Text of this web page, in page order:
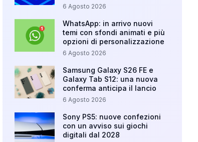
6 Agosto 2026
WhatsApp: in arrivo nuovi
temi con sfondi animati e più
opzioni di personalizzazione
6 Agosto 2026
Samsung Galaxy S26 FE e
Galaxy Tab S12: una nuova
conferma anticipa il lancio
6 Agosto 2026
Sony PS5: nuove confezioni
con un avviso sui giochi
digitali dal 2028